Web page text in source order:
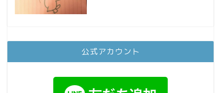
公式アカウント